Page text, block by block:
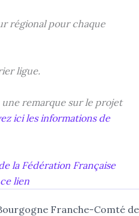
régional pour chaque
ligue.
une remarque sur le projet
ici les informations de
la Fédération Française
lien
Franche-Comté de